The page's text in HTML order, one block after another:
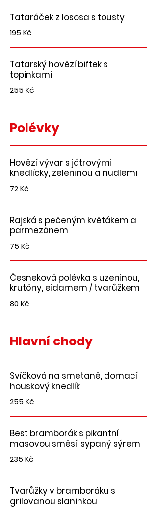
Tataráček z lososa s tousty
195 Kč
Tatarský hovězí biftek s
topinkami
255 Kč
Polévky
Hovězí vývar s játrovými
knedlíčky, zeleninou a nudlemi
72 Kč
Rajská s pečeným květákem a
parmezánem
75 Kč
Česneková polévka s uzeninou,
krutóny, eidamem / tvarůžkem
80 Kč
Hlavní chody
Svíčková na smetaně, domací
houskový knedlík
255 Kč
Best bramborák s pikantní
masovou směsí, sypaný sýrem
235 Kč
Tvarůžky v bramboráku s
grilovanou slaninkou